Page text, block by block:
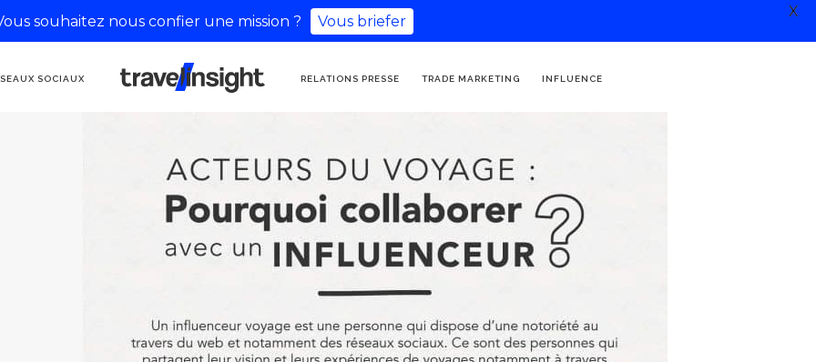
SOCIAUX
AGENCE DE
COMMUNICATION
RELATIONS PRESSE TRADE MARKETING INFLUENCE
souhaitez nous confier une mission ? Vous briefer
X